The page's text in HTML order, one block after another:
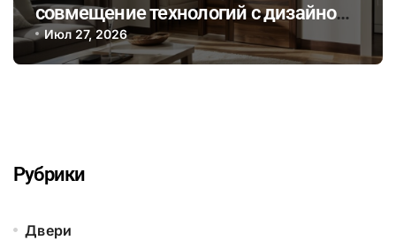
совмещение технологий с дизайном
для оптимизации звукоизоляции и
безопасности
Июл 27, 2026
Рубрики
Двери